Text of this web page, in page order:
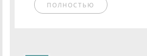
ПОЛНОСТЬЮ